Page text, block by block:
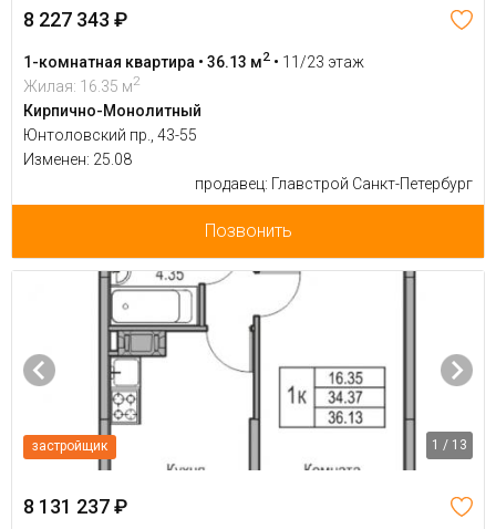
8 227 343 ₽
1-комнатная квартира • 36.13 м2 • 11/23 этаж
Жилая: 16.35 м2
Кирпично-Монолитный
Юнтоловский пр., 43-55
Изменен: 25.08
продавец: Главстрой Санкт-Петербург
Позвонить
застройщик 1 / 13
8 131 237 ₽